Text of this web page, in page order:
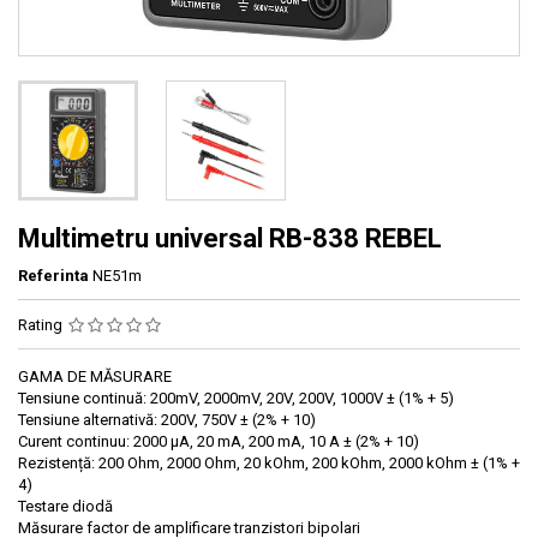
Multimetru universal RB-838 REBEL
Referinta NE51m
Rating
GAMA DE MĂSURARE
Tensiune continuă: 200mV, 2000mV, 20V, 200V, 1000V ± (1% + 5)
Tensiune alternativă: 200V, 750V ± (2% + 10)
Curent continuu: 2000 µA, 20 mA, 200 mA, 10 A ± (2% + 10)
Rezistență: 200 Ohm, 2000 Ohm, 20 kOhm, 200 kOhm, 2000 kOhm ± (1% +
4)
Testare diodă
Măsurare factor de amplificare tranzistori bipolari